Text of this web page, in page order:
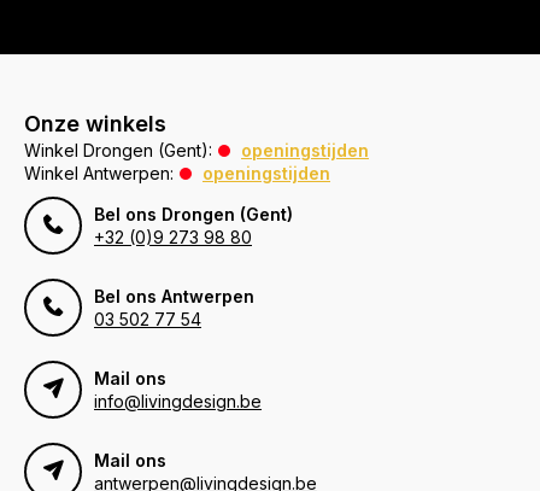
Onze winkels
Winkel Drongen (Gent):
openingstijden
Winkel Antwerpen:
openingstijden
Bel ons Drongen (Gent)
+32 (0)9 273 98 80
Bel ons Antwerpen
03 502 77 54
Mail ons
info@livingdesign.be
Mail ons
antwerpen@livingdesign.be